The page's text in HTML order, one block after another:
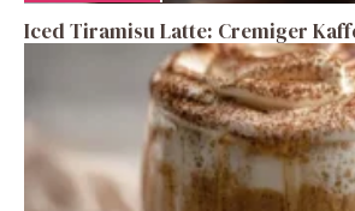
Iced Tiramisu Latte: Cremiger